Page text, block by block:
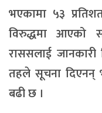
भएकामा ५३
विरुद्धमा आएको
राससलाई
तहले सूचना दिएनन्
बढी छ ।